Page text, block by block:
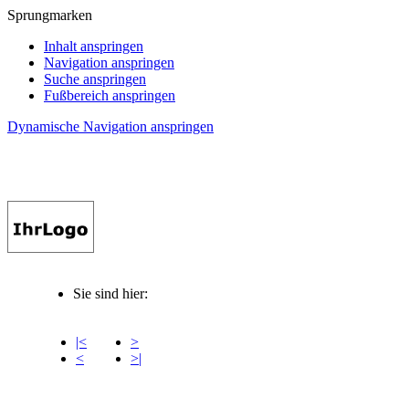
Sprungmarken
Inhalt anspringen
Navigation anspringen
Suche anspringen
Fußbereich anspringen
Dynamische Navigation anspringen
Sie sind hier:
|<
<
>
>|